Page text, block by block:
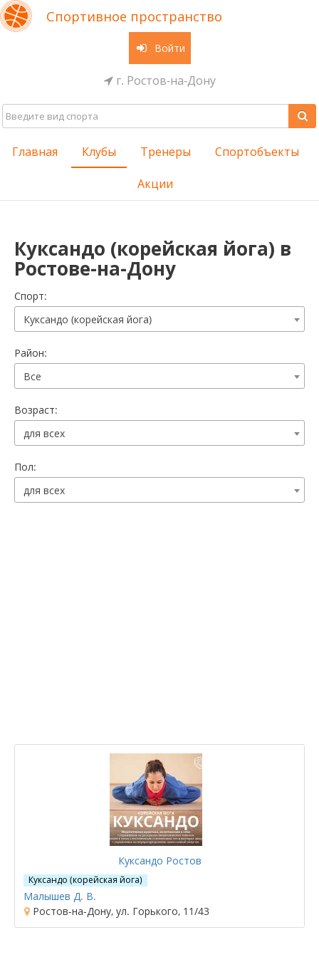
Спортивное пространство
Войти
г. Ростов-на-Дону
Главная Клубы Тренеры Спортобъекты
Акции
Куксандо (корейская йога) в
Ростове-на-Дону
Cпорт:
Куксандо (корейская йога)
Район:
Все
Возраст:
для всех
Пол:
для всех
Куксандо Ростов
Куксандо (корейская йога)
Малышев Д. В.
Ростов-на-Дону, ул. Горького, 11/43